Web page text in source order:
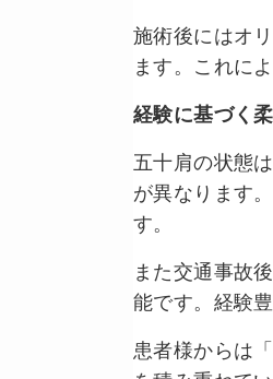
施術後にはオ
ます。これに
経験に基づく
五十肩の状態
が異なります
す。
また交通事故
能です。経験
患者様からは